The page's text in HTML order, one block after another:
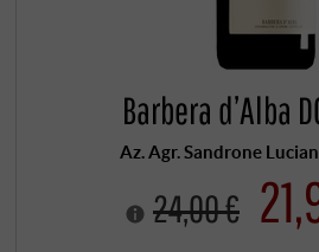
Barbera d’Alba
Az. Agr. Sandrone
24,00 €